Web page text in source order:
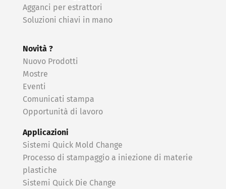
Agganci per estrattori
Soluzioni chiavi in ​​mano
Novità ?
Nuovo Prodotti
Mostre
Eventi
Comunicati stampa
Opportunità di lavoro
Applicazioni
Sistemi Quick Mold Change
Processo di stampaggio a iniezione di materie
plastiche
Sistemi Quick Die Change